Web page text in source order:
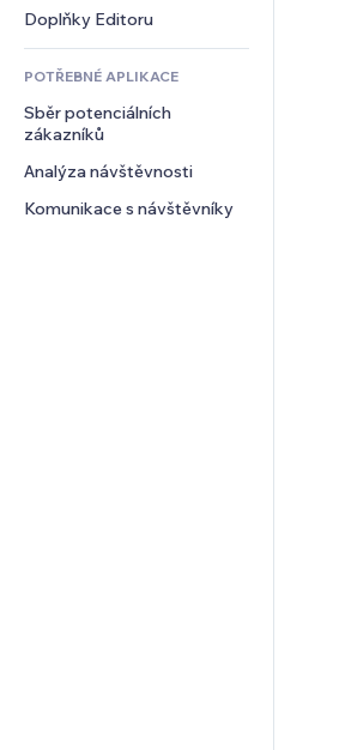
Jídlo a nápoje
Kalkulačky
Vyhledávání
Počasí
Tabulky a grafy
Komunita
Reference a recenze
CRM
Doplňky Editoru
POTŘEBNÉ APLIKACE
Sběr potenciálních
zákazníků
Analýza návštěvnosti
Komunikace s návštěvníky